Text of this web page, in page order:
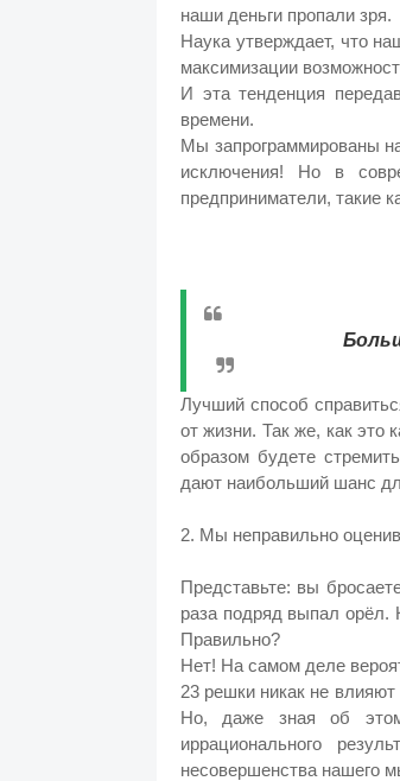
наши деньги пропали зря.
Наука утверждает, что
максимизации
И эта тенденция
времени.
Мы запрограммированы
исключения! Но в
предприниматели, такие
Лучший способ
от жизни. Так же, как это
образом будете
дают наибольший шанс
2. Мы неправильно
Представьте: вы
раза подряд выпал орёл.
Правильно?
Нет! На самом деле
23 решки никак не влияют
Но, даже зная об
иррационального
несовершенства нашего